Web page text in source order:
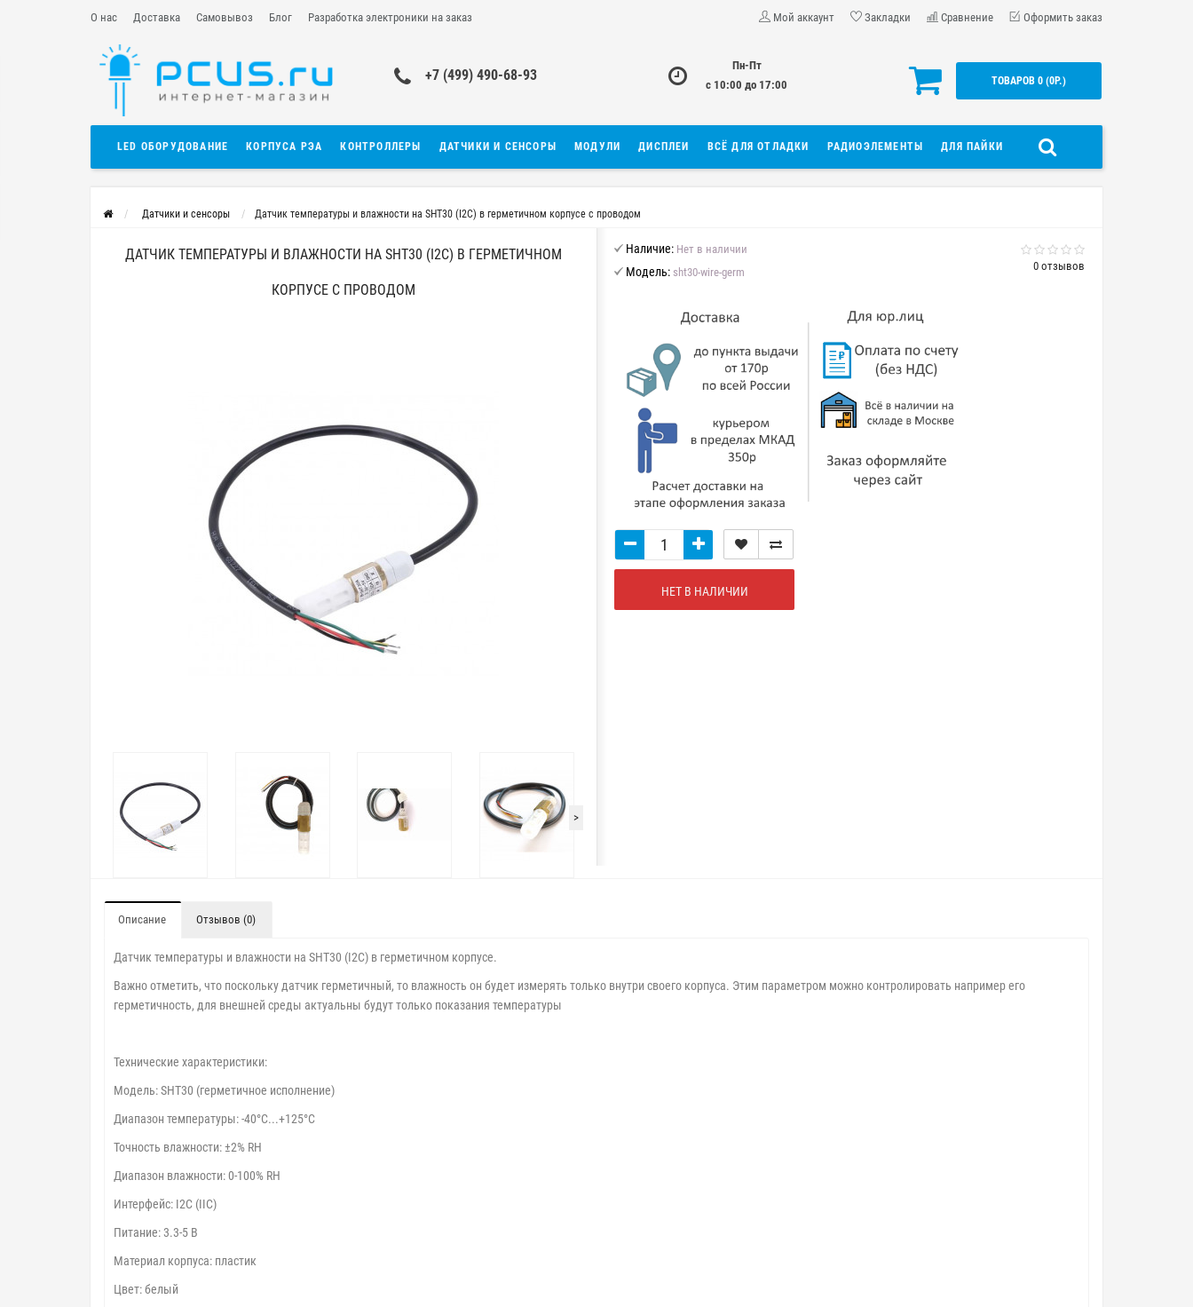
О нас Доставка Самовывоз Блог Разработка электроники на заказ Мой аккаунт Закладки Сравнение Оформить заказ
+7 (499) 490-68-93
Пн-Пт
с 10:00 до 17:00
ТОВАРОВ 0 (0Р.)
LED ОБОРУДОВАНИЕ КОРПУСА РЭА КОНТРОЛЛЕРЫ ДАТЧИКИ И СЕНСОРЫ МОДУЛИ ДИСПЛЕИ ВСЁ ДЛЯ ОТЛАДКИ РАДИОЭЛЕМЕНТЫ ДЛЯ ПАЙКИ
Датчики и сенсоры Датчик температуры и влажности на SHT30 (I2C) в герметичном корпусе с проводом
ДАТЧИК ТЕМПЕРАТУРЫ И ВЛАЖНОСТИ НА SHT30 (I2C) В ГЕРМЕТИЧНОМ
КОРПУСЕ С ПРОВОДОМ
>
0 отзывов
Наличие: Нет в наличии
Модель: sht30-wire-germ
НЕТ В НАЛИЧИИ
Описание Отзывов (0)
Датчик температуры и влажности на SHT30 (I2C) в герметичном корпусе.
Важно отметить, что поскольку датчик герметичный, то влажность он будет измерять только внутри своего корпуса. Этим параметром можно контролировать например его
герметичность, для внешней среды актуальны будут только показания температуры
Технические характеристики:
Модель: SHT30 (герметичное исполнение)
Диапазон температуры: -40°C...+125°C
Точность влажности: ±2% RH
Диапазон влажности: 0-100% RH
Интерфейс: I2C (IIC)
Питание: 3.3-5 В
Материал корпуса: пластик
Цвет: белый